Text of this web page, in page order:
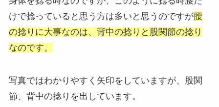
けで捻っていると思う方は多いと思うのですが腰
の捻りに大事なのは、背中の捻りと股関節の捻り
なのです。
写真ではわかりやすく矢印をしていますが、股関
節、背中の捻りを出しています。